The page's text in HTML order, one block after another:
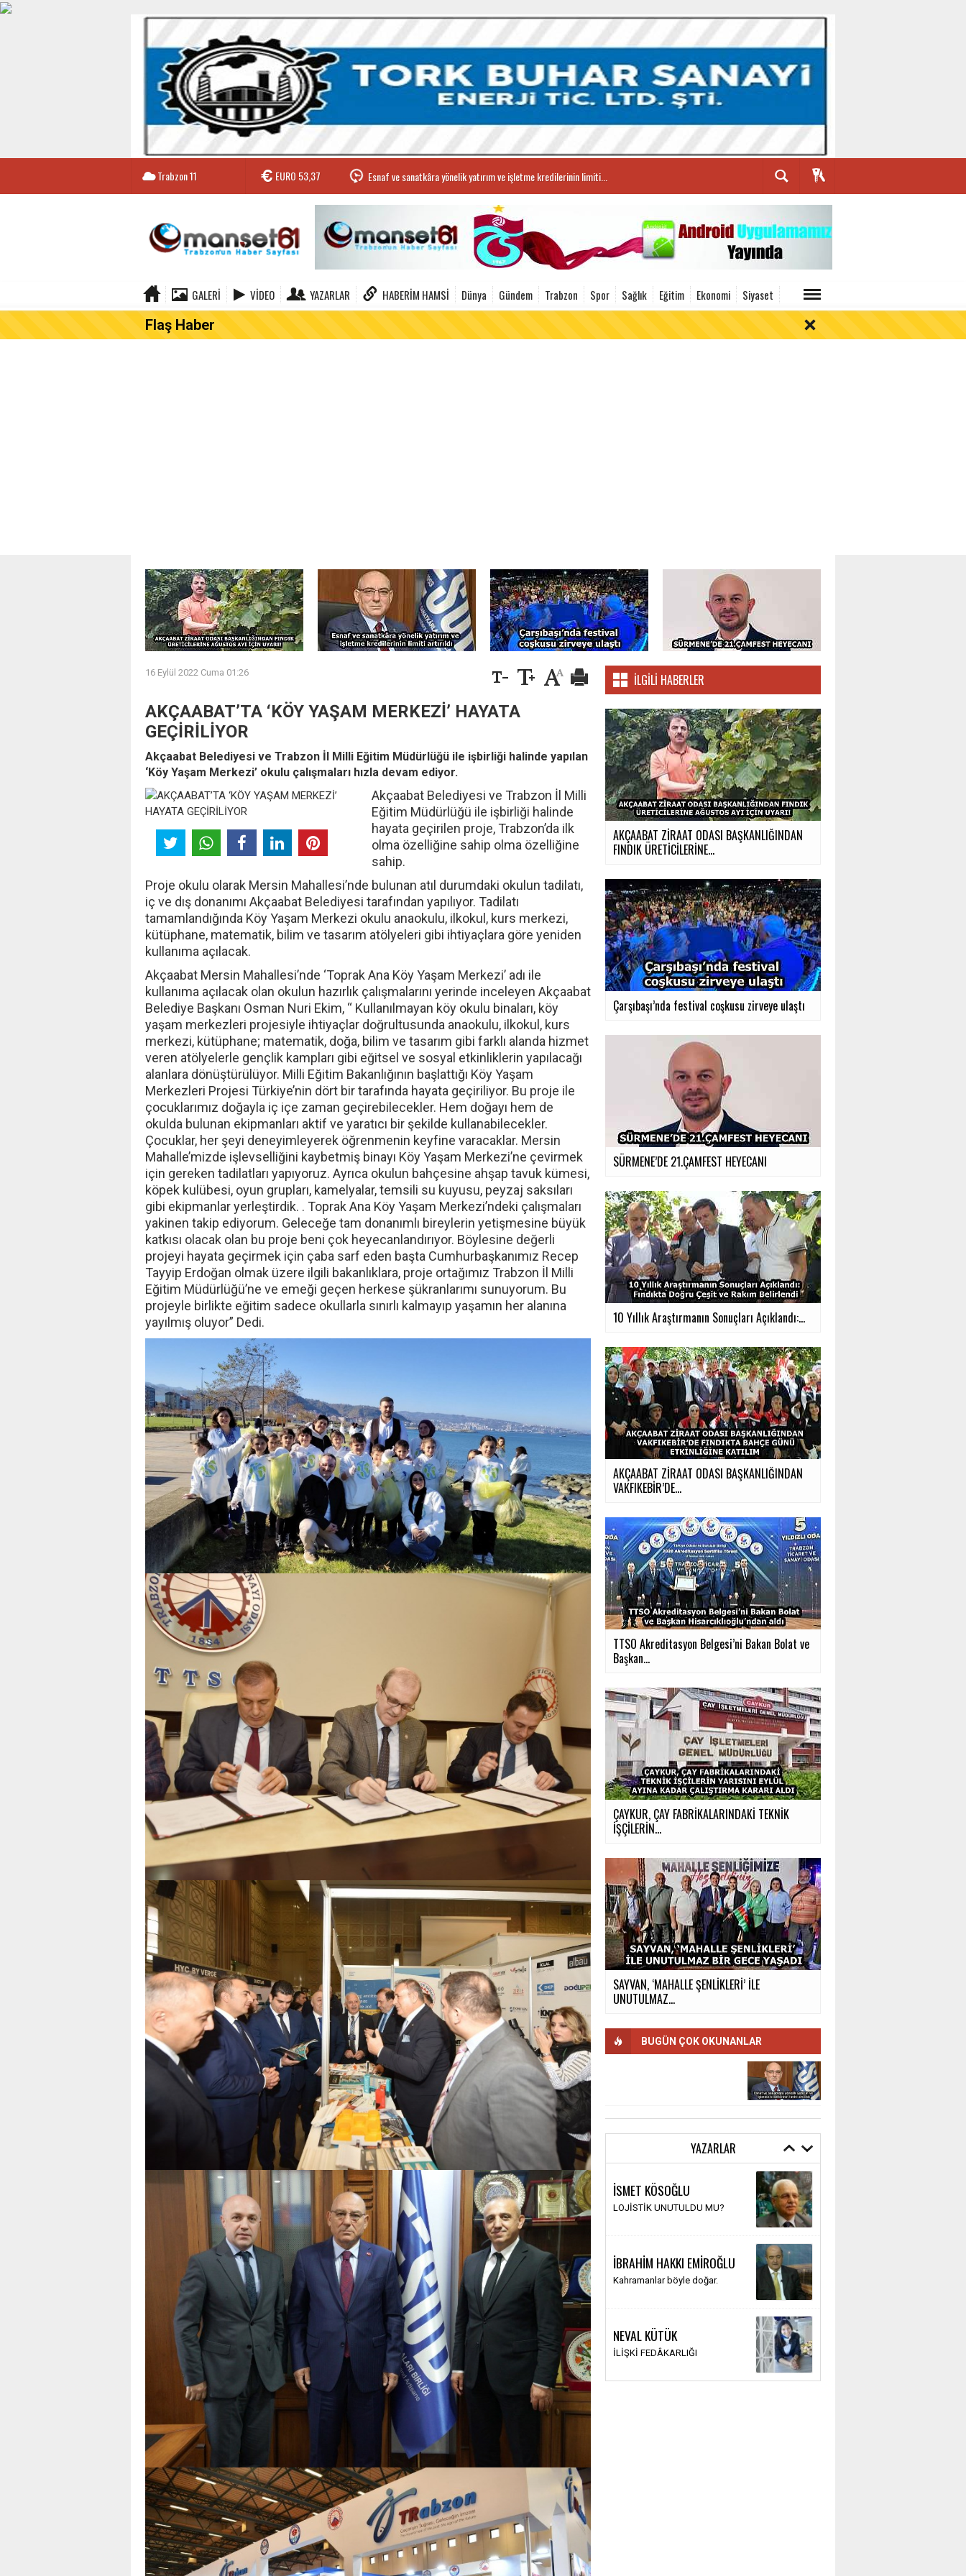
Trabzon11 EURO53,37 Esnaf ve sanatkâra yönelik yatırım ve işletme kredilerinin limiti...
GALERI VIDEO YAZARLAR HABERIM HAMSI Dünya Gündem Trabzon Spor Sağlık Eğitim Ekonomi Siyaset
Flaş Haber
16 Eylül 2022 Cuma 01:26
AKÇAABAT’TA ‘KÖY YAŞAM MERKEZİ’ HAYATA
GEÇİRİLİYOR
Akçaabat Belediyesi ve Trabzon İl Milli Eğitim Müdürlüğü ile işbirliği halinde yapılan
‘Köy Yaşam Merkezi’ okulu çalışmaları hızla devam ediyor.
Akçaabat Belediyesi ve Trabzon İl Milli
Eğitim Müdürlüğü ile işbirliği halinde
hayata geçirilen proje, Trabzon’da ilk
olma özelliğine sahip olma özelliğine
sahip.
Proje okulu olarak Mersin Mahallesi’nde bulunan atıl durumdaki okulun tadilatı,
iç ve dış donanımı Akçaabat Belediyesi tarafından yapılıyor. Tadilatı
tamamlandığında Köy Yaşam Merkezi okulu anaokulu, ilkokul, kurs merkezi,
kütüphane, matematik, bilim ve tasarım atölyeleri gibi ihtiyaçlara göre yeniden
kullanıma açılacak.
Akçaabat Mersin Mahallesi’nde ‘Toprak Ana Köy Yaşam Merkezi’ adı ile
kullanıma açılacak olan okulun hazırlık çalışmalarını yerinde inceleyen Akçaabat
Belediye Başkanı Osman Nuri Ekim, “ Kullanılmayan köy okulu binaları, köy
yaşam merkezleri projesiyle ihtiyaçlar doğrultusunda anaokulu, ilkokul, kurs
merkezi, kütüphane; matematik, doğa, bilim ve tasarım gibi farklı alanda hizmet
veren atölyelerle gençlik kampları gibi eğitsel ve sosyal etkinliklerin yapılacağı
alanlara dönüştürülüyor. Milli Eğitim Bakanlığının başlattığı Köy Yaşam
Merkezleri Projesi Türkiye’nin dört bir tarafında hayata geçiriliyor. Bu proje ile
çocuklarımız doğayla iç içe zaman geçirebilecekler. Hem doğayı hem de
okulda bulunan ekipmanları aktif ve yaratıcı bir şekilde kullanabilecekler.
Çocuklar, her şeyi deneyimleyerek öğrenmenin keyfine varacaklar. Mersin
Mahalle’mizde işlevselliğini kaybetmiş binayı Köy Yaşam Merkezi’ne çevirmek
için gereken tadilatları yapıyoruz. Ayrıca okulun bahçesine ahşap tavuk kümesi,
köpek kulübesi, oyun grupları, kamelyalar, temsili su kuyusu, peyzaj saksıları
gibi ekipmanlar yerleştirdik. . Toprak Ana Köy Yaşam Merkezi’ndeki çalışmaları
yakinen takip ediyorum. Geleceğe tam donanımlı bireylerin yetişmesine büyük
katkısı olacak olan bu proje beni çok heyecanlandırıyor. Böylesine değerli
projeyi hayata geçirmek için çaba sarf eden başta Cumhurbaşkanımız Recep
Tayyip Erdoğan olmak üzere ilgili bakanlıklara, proje ortağımız Trabzon İl Milli
Eğitim Müdürlüğü’ne ve emeği geçen herkese şükranlarımı sunuyorum. Bu
projeyle birlikte eğitim sadece okullarla sınırlı kalmayıp yaşamın her alanına
yayılmış oluyor” Dedi.
İLGILI HABERLER
AKÇAABAT ZİRAAT ODASI BAŞKANLIĞINDAN
FINDIK ÜRETİCİLERİNE...
Çarşıbaşı’nda festival coşkusu zirveye ulaştı
SÜRMENE’DE 21.ÇAMFEST HEYECANI
10 Yıllık Araştırmanın Sonuçları Açıklandı:...
AKÇAABAT ZİRAAT ODASI BAŞKANLIĞINDAN
VAKFIKEBİR’DE...
TTSO Akreditasyon Belgesi’ni Bakan Bolat ve
Başkan...
ÇAYKUR, ÇAY FABRİKALARINDAKİ TEKNİK
İŞÇİLERİN...
SAYVAN, ‘MAHALLE ŞENLİKLERİ’ İLE
UNUTULMAZ...
BUGÜN ÇOK OKUNANLAR
YAZARLAR
İSMET KÖSOĞLU
LOJİSTİK UNUTULDU MU?
İBRAHİM HAKKI EMİROĞLU
Kahramanlar böyle doğar.
NEVAL KÜTÜK
İLİŞKİ FEDÂKARLIĞI